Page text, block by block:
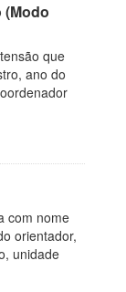
(Modo
que
ano do
com nome
orientador,
unidade